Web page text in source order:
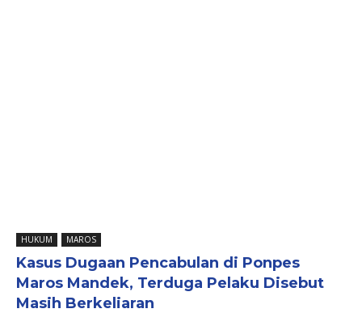
HUKUM MAROS
Kasus Dugaan Pencabulan di Ponpes
Maros Mandek, Terduga Pelaku Disebut
Masih Berkeliaran